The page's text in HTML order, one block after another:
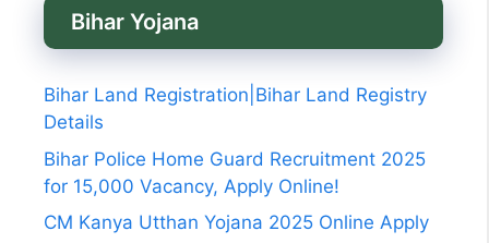
Bihar Yojana
Bihar Land Registration|Bihar Land Registry
Details
Bihar Police Home Guard Recruitment 2025
for 15,000 Vacancy, Apply Online!
CM Kanya Utthan Yojana 2025 Online Apply